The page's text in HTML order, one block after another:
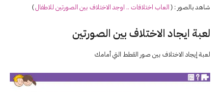
شاهد بالصور : (العاب اختلافات .. اوجد الاختلاف بين الصورتين للاطفال)
لعبة ايجاد الاختلاف بين الصورتين
لعبة إيجاد الاختلاف بين صور القطط التي أمامك